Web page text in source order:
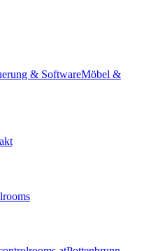
& SoftwareMöbel &